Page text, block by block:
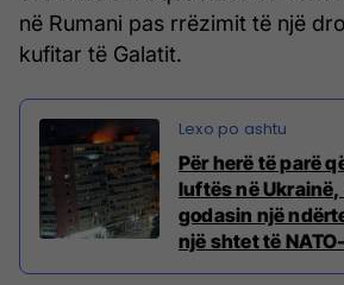
në Rumani pas rrëzimit të një
kufitar të Galatit.
Për herë të parë
luftës në
godasin një
një shtet të